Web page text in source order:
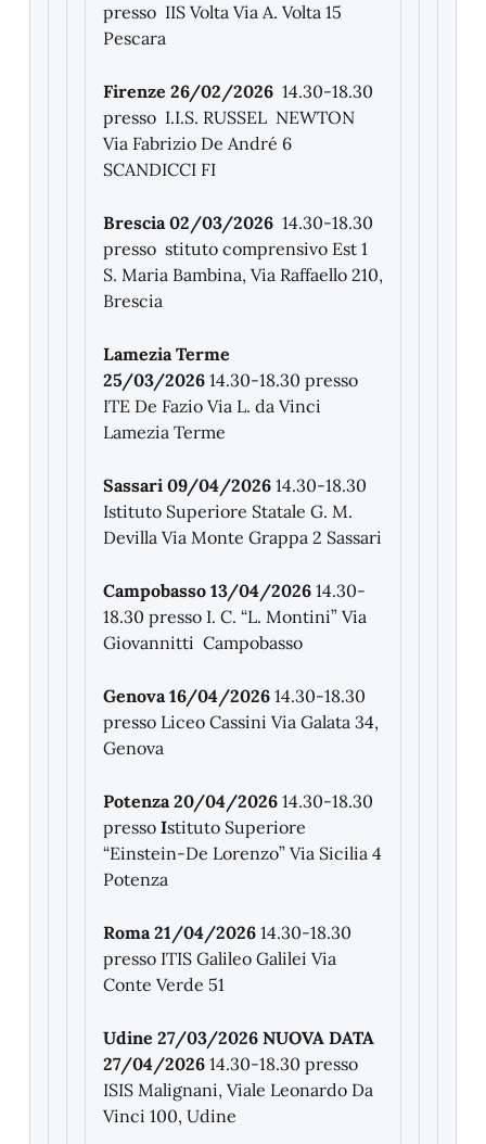
presso IIS Volta Via A. Volta 15
Pescara
Firenze 26/02/2026 14.30-18.30
presso I.I.S. RUSSEL NEWTON
Via Fabrizio De André 6
SCANDICCI FI
Brescia 02/03/2026 14.30-18.30
presso stituto comprensivo Est 1
S. Maria Bambina, Via Raffaello 210,
Brescia
Lamezia Terme
25/03/2026 14.30-18.30 presso
ITE De Fazio Via L. da Vinci
Lamezia Terme
Sassari 09/04/2026 14.30-18.30
Istituto Superiore Statale G. M.
Devilla Via Monte Grappa 2 Sassari
Campobasso 13/04/2026 14.30-
18.30 presso I. C. “L. Montini” Via
Giovannitti Campobasso
Genova 16/04/2026 14.30-18.30
presso Liceo Cassini Via Galata 34,
Genova
Potenza 20/04/2026 14.30-18.30
presso Istituto Superiore
“Einstein-De Lorenzo” Via Sicilia 4
Potenza
Roma 21/04/2026 14.30-18.30
presso ITIS Galileo Galilei Via
Conte Verde 51
Udine 27/03/2026 NUOVA DATA
27/04/2026 14.30-18.30 presso
ISIS Malignani, Viale Leonardo Da
Vinci 100, Udine